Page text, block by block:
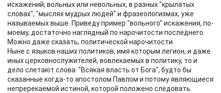
искажений, вольных или невольных, в разных "крылатых
словах", "мыслях мудрых людей" и фразеологизмах, уже
называемых выше. Приведу пример "вольного" искажения, по-
моему, достаточно наглядный по нарочитости последнего.
Можно даже сказать, политической нарочитости.
Ныне с языков наших политиков, имя которым легион, и даже
иных церковнослужителей, вовлекаемых в политику, то и
дело слетают слова: "Всякая власть от Бога", будто бы
сказанные когда-то апостолом Павлом и потому являющиеся
непререкаемой истиной, которой положено следовать.